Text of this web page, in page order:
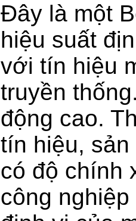
Đây là một
hiệu suất
với tín hiệu
truyền
động cao.
tín hiệu,
có độ chính
công